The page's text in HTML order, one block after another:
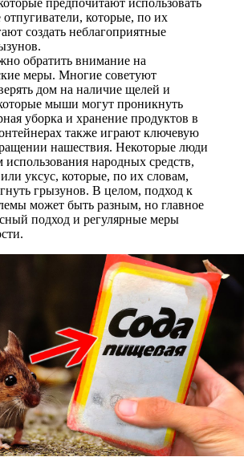
предпочитают использовать
отпугиватели, которые, по их
создать неблагоприятные
обратить внимание на
меры. Многие советуют
дом на наличие щелей и
мыши могут проникнуть
уборка и хранение продуктов в
также играют ключевую
нашествия. Некоторые люди
использования народных средств,
уксус, которые, по их словам,
грызунов. В целом, подход к
может быть разным, но главное
подход и регулярные меры